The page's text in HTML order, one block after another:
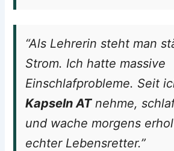
“Als Lehrerin steht man
Strom. Ich hatte massive
Einschlafprobleme. Seit
Kapseln ATnehme,
und wache morgens
echter Lebensretter.”